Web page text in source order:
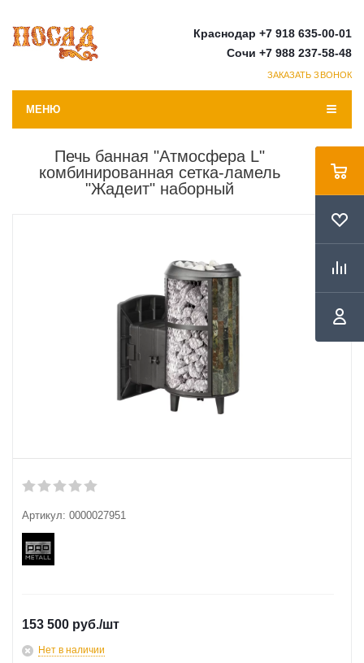
Краснодар +7 918 635-00-01
Сочи +7 988 237-58-48
ЗАКАЗАТЬ ЗВОНОК
МЕНЮ
Печь банная "Атмосфера L"
комбинированная сетка-ламель
"Жадеит" наборный
Артикул: 0000027951
153 500 руб./шт
Нет в наличии